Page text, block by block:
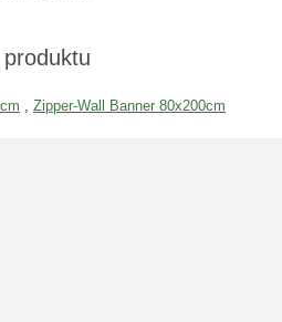
Zipper-Wall Banner 80x200cm